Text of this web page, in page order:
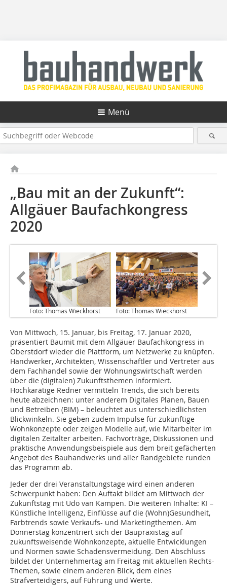
Menü
„Bau mit an der Zukunft“:
Allgäuer Baufachkongress
2020
Foto: Thomas Wieckhorst Foto: Thomas Wieckhorst
Von Mittwoch, 15. Januar, bis Freitag, 17. Januar 2020,
präsentiert Baumit mit dem Allgäuer Baufachkongress in
Oberstdorf wieder die Plattform, um Netzwerke zu knüpfen.
Handwerker, Architekten, Wissenschaftler und Vertreter aus
dem Fachhandel sowie der Wohnungswirtschaft werden
über die (digitalen) Zukunftsthemen informiert.
Hochkarätige Redner vermitteln Trends, die sich bereits
heute abzeichnen: unter anderem Digitales Planen, Bauen
und Betreiben (BIM) – beleuchtet aus unterschiedlichsten
Blickwinkeln. Sie geben zudem Impulse für zukünftige
Wohnkonzepte oder zeigen Modelle auf, wie Mitarbeiter im
digitalen Zeitalter arbeiten. Fachvorträge, Diskussionen und
praktische Anwendungsbeispiele aus dem breit gefächerten
Angebot des Bauhandwerks und aller Randgebiete runden
das Programm ab.
Jeder der drei Veranstaltungstage wird einen anderen
Schwerpunkt haben: Den Auftakt bildet am Mittwoch der
Zukunftstag mit Udo van Kampen. Die weiteren Inhalte: KI –
Künstliche Intelligenz, Einflüsse auf die (Wohn)Gesundheit,
Farbtrends sowie Verkaufs- und Marketingthemen. Am
Donnerstag konzentriert sich der Baupraxistag auf
zukunftsweisende Wohnkonzepte, aktuelle Entwicklungen
und Normen sowie Schadensvermeidung. Den Abschluss
bildet der Unternehmertag am Freitag mit aktuellen Rechts-
Themen, sowie einem anderen Blick, dem eines
Strafverteidigers, auf Führung und Werte.